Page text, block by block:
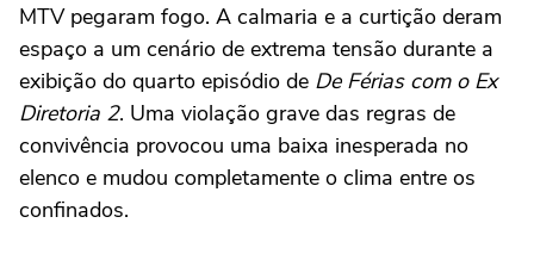
MTV pegaram fogo. A calmaria e a curtição deram
espaço a um cenário de extrema tensão durante a
exibição do quarto episódio de De Férias com o Ex
Diretoria 2. Uma violação grave das regras de
convivência provocou uma baixa inesperada no
elenco e mudou completamente o clima entre os
confinados.